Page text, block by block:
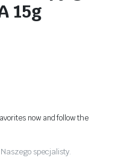
15g
now and follow the
specjalisty.